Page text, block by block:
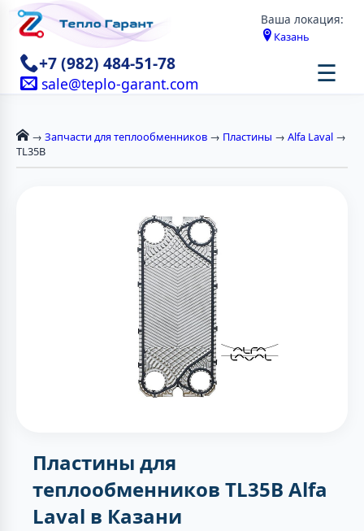
Ваша локация:
Казань
+7 (982) 484-51-78
sale@teplo-garant.com ☰
→ Запчасти для теплообменников → Пластины → Alfa Laval →
TL35B
Пластины для
теплообменников TL35B Alfa
Laval в Казани